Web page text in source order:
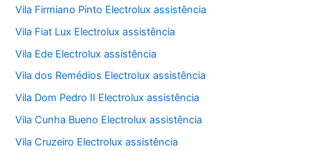
Vila Firmiano Pinto Electrolux assistência
Vila Fiat Lux Electrolux assistência
Vila Ede Electrolux assistência
Vila dos Remédios Electrolux assistência
Vila Dom Pedro II Electrolux assistência
Vila Cunha Bueno Electrolux assistência
Vila Cruzeiro Electrolux assistência